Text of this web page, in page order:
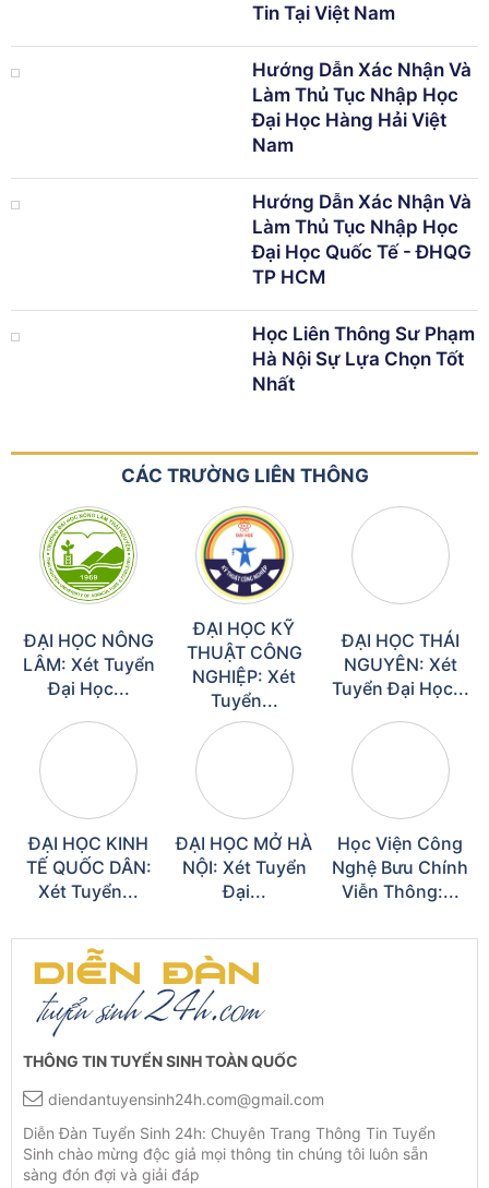
Tin Tại Việt Nam
Hướng Dẫn Xác Nhận Và
Làm Thủ Tục Nhập Học
Đại Học Hàng Hải Việt
Nam
Hướng Dẫn Xác Nhận Và
Làm Thủ Tục Nhập Học
Đại Học Quốc Tế - ĐHQG
TP HCM
Học Liên Thông Sư Phạm
Hà Nội Sự Lựa Chọn Tốt
Nhất
CÁC TRƯỜNG LIÊN THÔNG
ĐẠI HỌC NÔNG
LÂM: Xét Tuyển
Đại Học...
ĐẠI HỌC KỸ
THUẬT CÔNG
NGHIỆP: Xét
Tuyển...
ĐẠI HỌC THÁI
NGUYÊN: Xét
Tuyển Đại Học...
ĐẠI HỌC KINH
TẾ QUỐC DÂN:
Xét Tuyển...
ĐẠI HỌC MỞ HÀ
NỘI: Xét Tuyển
Đại...
Học Viện Công
Nghệ Bưu Chính
Viễn Thông:...
THÔNG TIN TUYỂN SINH TOÀN QUỐC
diendantuyensinh24h.com@gmail.com
Diễn Đàn Tuyển Sinh 24h: Chuyên Trang Thông Tin Tuyển
Sinh chào mừng độc giả mọi thông tin chúng tôi luôn sẵn
sàng đón đợi và giải đáp